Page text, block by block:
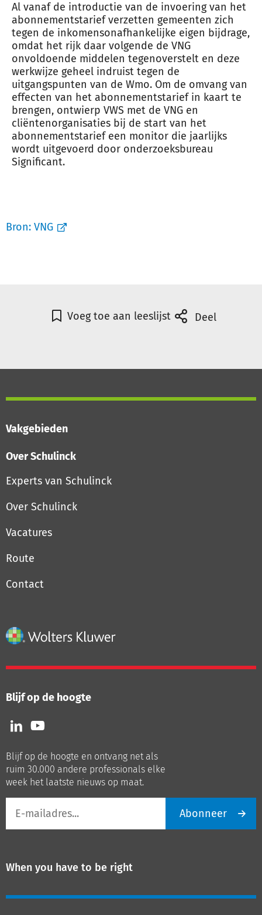
Al vanaf de introductie van de invoering van het
abonnementstarief verzetten gemeenten zich
tegen de inkomensonafhankelijke eigen bijdrage,
omdat het rijk daar volgende de VNG
onvoldoende middelen tegenoverstelt en deze
werkwijze geheel indruist tegen de
uitgangspunten van de Wmo. Om de omvang van
effecten van het abonnementstarief in kaart te
brengen, ontwierp VWS met de VNG en
cliëntenorganisaties bij de start van het
abonnementstarief een monitor die jaarlijks
wordt uitgevoerd door onderzoeksbureau
Significant.
Bron: VNG
Voeg toe aan leeslijst Deel
Vakgebieden
Over Schulinck
Experts van Schulinck
Over Schulinck
Vacatures
Route
Contact
Blijf op de hoogte
Volg
ons
LinkedIn
Volg
ons
Youtube
Blijf op de hoogte en ontvang net als
ruim 30.000 andere professionals elke
week het laatste nieuws op maat.
mailadres
Abonneer
When you have to be right